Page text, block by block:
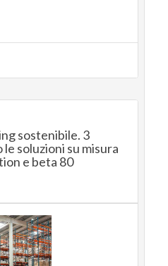
sostenibile. 3
soluzioni su misura
e beta 80